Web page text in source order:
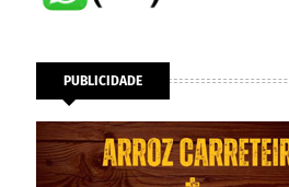
PUBLICIDADE